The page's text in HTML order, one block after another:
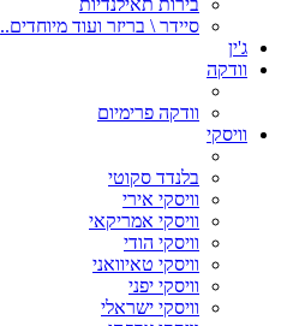
בירות תאילנדיות
סיידר \ בריזר ועוד מיוחדים..
ג'ין
וודקה
וודקה פרימיום
וויסקי
בלנדד סקוטי
וויסקי אירי
וויסקי אמריקאי
וויסקי הודי
וויסקי טאיוואני
וויסקי יפני
וויסקי ישראלי